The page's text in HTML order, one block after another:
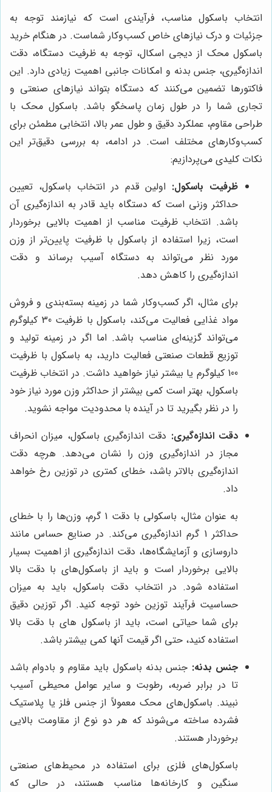
انتخاب باسکول مناسب، فرآیندی است که نیازمند توجه به
جزئیات و درک نیازهای خاص کسب‌وکار شماست. در هنگام خرید
باسکول محک از دیجی اسکال، توجه به ظرفیت دستگاه، دقت
اندازه‌گیری، جنس بدنه و امکانات جانبی اهمیت زیادی دارد. این
فاکتورها تضمین می‌کنند که دستگاه بتواند نیازهای صنعتی و
تجاری شما را در طول زمان پاسخگو باشد. باسکول محک با
طراحی مقاوم، عملکرد دقیق و طول عمر بالا، انتخابی مطمئن برای
کسب‌وکارهای مختلف است. در ادامه، به بررسی دقیق‌تر این
نکات کلیدی می‌پردازیم:
ظرفیت باسکول: اولین قدم در انتخاب باسکول، تعیین
حداکثر وزنی است که دستگاه باید قادر به اندازه‌گیری آن
باشد. انتخاب ظرفیت مناسب از اهمیت بالایی برخوردار
است، زیرا استفاده از باسکول با ظرفیت پایین‌تر از وزن
مورد نظر می‌تواند به دستگاه آسیب برساند و دقت
اندازه‌گیری را کاهش دهد.
برای مثال، اگر کسب‌وکار شما در زمینه بسته‌بندی و فروش
مواد غذایی فعالیت می‌کند، باسکول با ظرفیت 30 کیلوگرم
می‌تواند گزینه‌ای مناسب باشد. اما اگر در زمینه تولید و
توزیع قطعات صنعتی فعالیت دارید، به باسکول با ظرفیت
100 کیلوگرم یا بیشتر نیاز خواهید داشت. در انتخاب ظرفیت
باسکول، بهتر است کمی بیشتر از حداکثر وزن مورد نیاز خود
را در نظر بگیرید تا در آینده با محدودیت مواجه نشوید.
دقت اندازه‌گیری: دقت اندازه‌گیری باسکول، میزان انحراف
مجاز در اندازه‌گیری وزن را نشان می‌دهد. هرچه دقت
اندازه‌گیری بالاتر باشد، خطای کمتری در توزین رخ خواهد
داد.
به عنوان مثال، باسکولی با دقت 1 گرم، وزن‌ها را با خطای
حداکثر 1 گرم اندازه‌گیری می‌کند. در صنایع حساس مانند
داروسازی و آزمایشگاه‌ها، دقت اندازه‌گیری از اهمیت بسیار
بالایی برخوردار است و باید از باسکول‌های با دقت بالا
استفاده شود. در انتخاب دقت باسکول، باید به میزان
حساسیت فرآیند توزین خود توجه کنید. اگر توزین دقیق
برای شما حیاتی است، باید از باسکول های با دقت بالا
استفاده کنید، حتی اگر قیمت آنها کمی بیشتر باشد.
جنس بدنه: جنس بدنه باسکول باید مقاوم و بادوام باشد
تا در برابر ضربه، رطوبت و سایر عوامل محیطی آسیب
نبیند. باسکول‌های محک معمولاً از جنس فلز یا پلاستیک
فشرده ساخته می‌شوند که هر دو نوع از مقاومت بالایی
برخوردار هستند.
باسکول‌های فلزی برای استفاده در محیط‌های صنعتی
سنگین و کارخانه‌ها مناسب هستند، در حالی که